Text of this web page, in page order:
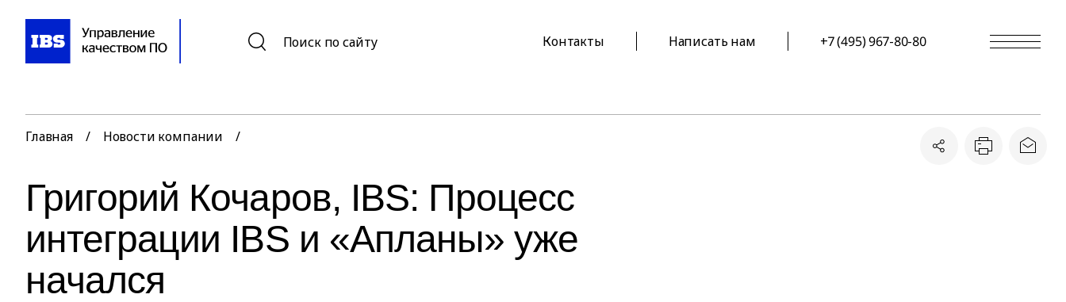
Поиск по сайту Контакты Написать нам +7 (495) 967-80-80
Главная / Новости компании /
Григорий Кочаров, IBS: Процесс
интеграции IBS и «Апланы» уже
начался